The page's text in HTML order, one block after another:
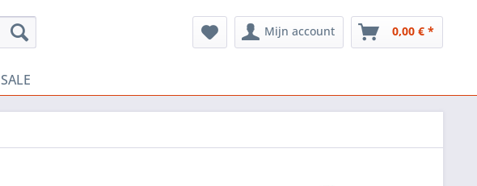
Mijn account 0,00 € *
SALE